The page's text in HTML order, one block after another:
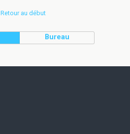
Retour au début
Bureau